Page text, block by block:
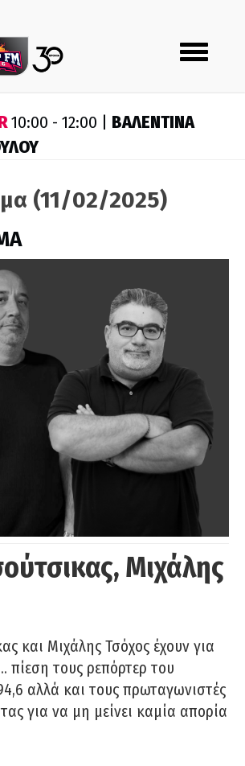
Toggle
navigation
10:00 - 12:00 | ΒΑΛΕΝΤΙΝΑ
(11/02/2025)
Μιχάλης
και Μιχάλης Τσόχος έχουν για
πίεση τους ρεπόρτερ του
αλλά και τους πρωταγωνιστές
για να μη μείνει καμία απορία